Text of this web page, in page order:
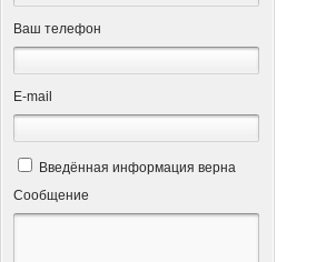
Ваш телефон
Е-mail
Введённая информация верна
Сообщение